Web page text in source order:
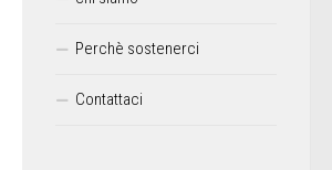
Perchè sostenerci
Contattaci